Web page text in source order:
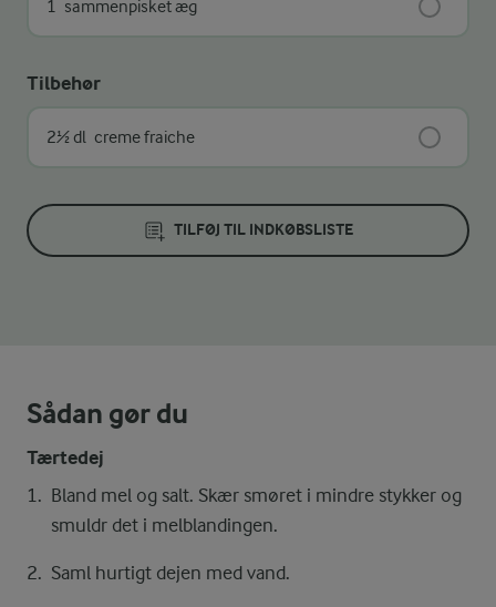
1 sammenpisket æg
Tilbehør
2½ dl creme fraiche
TILFØJ TIL INDKØBSLISTE
Sådan gør du
Tærtedej
Bland mel og salt. Skær smøret i mindre stykker og
smuldr det i melblandingen.
Saml hurtigt dejen med vand.